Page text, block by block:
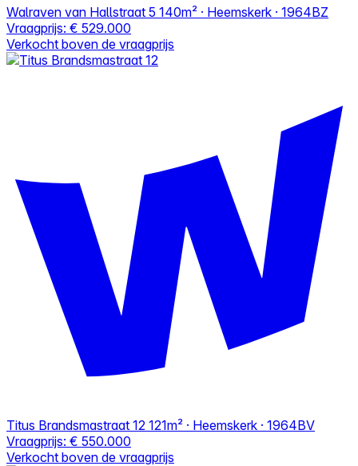
Walraven van Hallstraat 5 140m² · Heemskerk · 1964BZ
Vraagprijs: € 529.000
Verkocht boven de vraagprijs
Titus Brandsmastraat 12 121m² · Heemskerk · 1964BV
Vraagprijs: € 550.000
Verkocht boven de vraagprijs